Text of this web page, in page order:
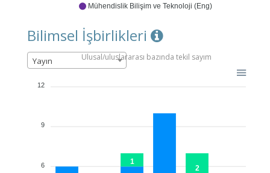
Mühendislik Bilişim ve Teknoloji (Eng)
Bilimsel İşbirlikleri
Yayın Ulusal/uluslararası bazında tekil sayım
1
2
12
9
6